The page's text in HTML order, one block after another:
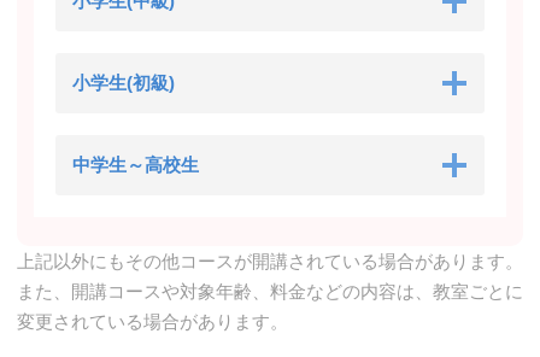
小学生(初級)
中学生～高校生
上記以外にもその他コースが開講されている場合があります。
また、開講コースや対象年齢、料金などの内容は、教室ごとに
変更されている場合があります。